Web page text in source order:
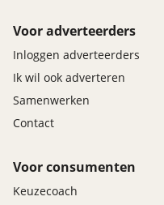
Voor adverteerders
Inloggen adverteerders
Ik wil ook adverteren
Samenwerken
Contact
Voor consumenten
Keuzecoach